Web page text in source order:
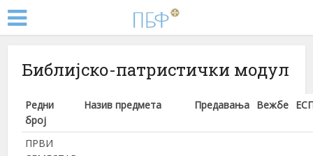
Библијско-патристички модул
Редни
број
Назив предмета Предавања Вежбе
ПРВИ